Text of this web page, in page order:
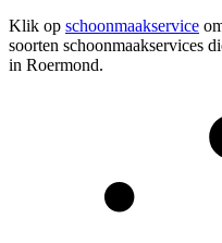
Klik op schoonmaakservice
soorten schoonmaakservices
in Roermond.